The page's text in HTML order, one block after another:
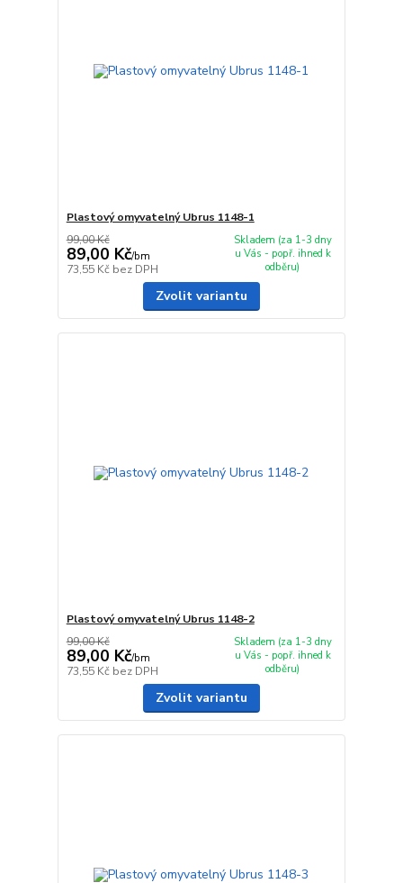
Plastový omyvatelný Ubrus 1148-1
99,00 Kč
89,00 Kč/bm
73,55 Kč bez DPH
Skladem (za 1-3 dny
u Vás - popř. ihned k
odběru)
Zvolit variantu
Plastový omyvatelný Ubrus 1148-2
99,00 Kč
89,00 Kč/bm
73,55 Kč bez DPH
Skladem (za 1-3 dny
u Vás - popř. ihned k
odběru)
Zvolit variantu